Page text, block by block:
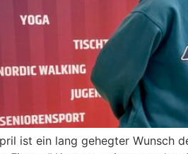
ist ein lang gehegter Wunsch